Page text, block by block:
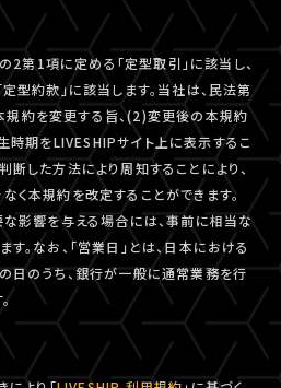
第1項に定める「定型取引」に該当し、
型約款」に該当します。当社は、民法第
約を変更する旨、(2)変更後の本規約
期をLIVESHIPサイト上に表示するこ
した方法により周知することにより、
本規約を改定することができます。
影響を与える場合には、事前に相当な
。なお、「営業日」とは、日本における
日のうち、銀行が一般に通常業務を行